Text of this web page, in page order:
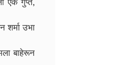
शर्मा उभा
बाहेरून